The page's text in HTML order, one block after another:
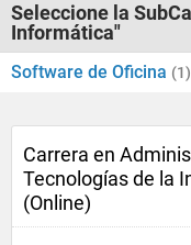
Seleccione la
Informática"
Software de Oficina (1)
Carrera en
Tecnologías de la
(Online)